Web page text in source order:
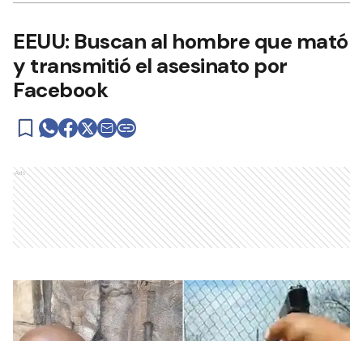
EEUU: Buscan al hombre que mató
y transmitió el asesinato por
Facebook
Ads